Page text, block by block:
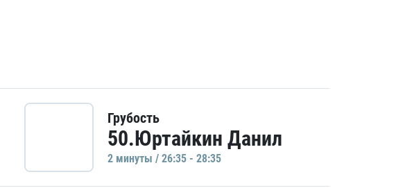
Грубость
50.Юртайкин Данил
2 минуты / 26:35 - 28:35